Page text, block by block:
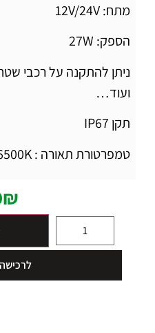
מתח: 12V/24V
הספק: 27W
ניתן להתקנה על רכבי
ועוד…
תקן IP67
טמפרטורת תאורה : 6500K
₪